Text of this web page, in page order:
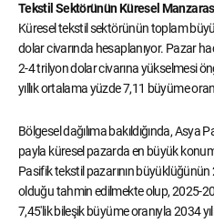
Tekstil Sektörünün Küresel
Küresel tekstil sektörünün toplam
dolar civarında hesaplanıyor. Pazar
2-4 trilyon dolar civarına yükselmesi
yıllık ortalama yüzde 7,11 büyüme
Bölgesel dağılıma bakıldığında, Asya
payla küresel pazarda en büyük
Pasifik tekstil pazarının büyüklüğünün
olduğu tahmin edilmekte olup, 2025-
7,45'lik bileşik büyüme oranıyla 2034